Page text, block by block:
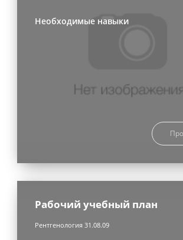
Необходимые навыки
Рабочий учебный план
Рентгенология 31.08.09